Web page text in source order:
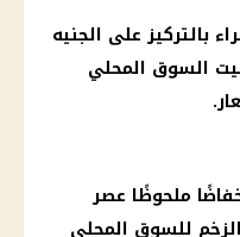
بالتركيز على الجنيه
السوق المحلي
ملحوظًا عصر
مما أعاد الزخم للسوق المحلي